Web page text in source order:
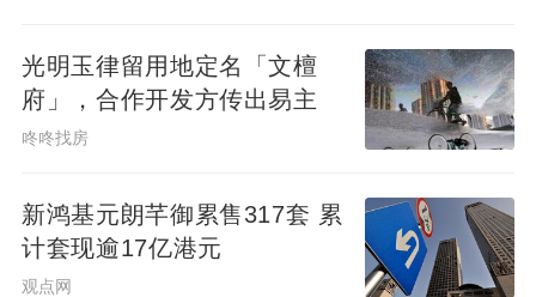
据榜单数据，2025年美的集团
（000333.SZ）归母净利润入账439.45亿
王，也即赚钱最多的供应链企业。TOP2-5名
分别为中国建筑（601668.SH）、格力电器
光明玉律留用地定名「文檀
府」，合作开发方传出易主
咚咚找房
新鸿基元朗芊御累售317套 累
计套现逾17亿港元
观点网